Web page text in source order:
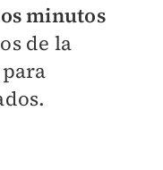
minutos
de la